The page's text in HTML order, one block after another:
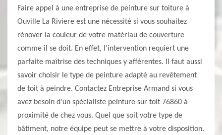
Faire appel à une entreprise de peinture sur toiture à
Ouville La Riviere est une nécessité si vous souhaitez
rénover la couleur de votre matériau de couverture
comme il se doit. En effet, l’intervention requiert une
parfaite maîtrise des techniques y afférentes. Il faut aussi
savoir choisir le type de peinture adapté au revêtement
de toit à peindre. Contactez Entreprise Armand si vous
avez besoin d’un spécialiste peinture sur toit 76860 à
proximité de chez vous. Quel que soit votre type de
bâtiment, notre équipe peut se mettre à votre disposition.